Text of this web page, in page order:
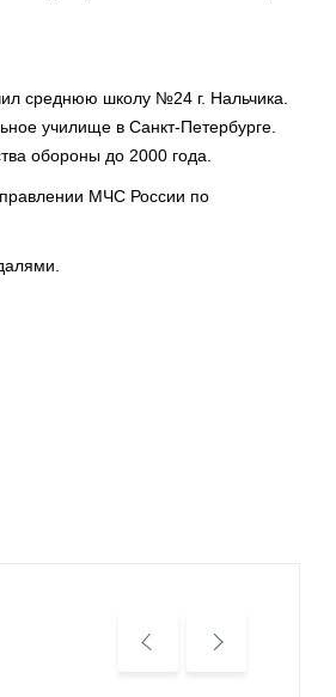
среднюю школу №24 г. Нальчика.
училище в Санкт-Петербурге.
обороны до 2000 года.
МЧС России по